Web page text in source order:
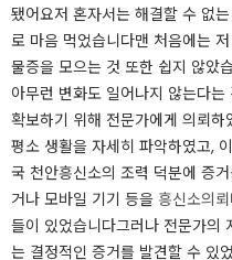
됐어요​​​저 혼자서는 해결할 수 없
로 마음 먹었습니다맨 처음에는
물증을 모으는 것 또한 쉽지 않았
아무런 변화도 일어나지 않는다
확보하기 위해 전문가에게 의뢰
평소 생활을 자세히 파악하였고,
국 천안흥신소의 조력 덕분에 증
거나 모바일 기기 등을 흥신소의
들이 있었습니다그러나 전문가의
는 결정적인 증거를 발견할 수 있